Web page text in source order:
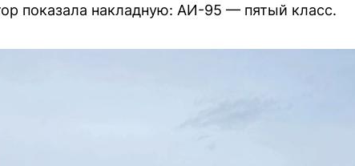
показала накладную: АИ-95 — пятый класс.